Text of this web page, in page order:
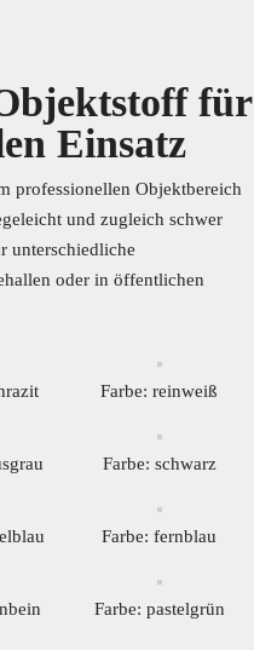
für
Einsatz
professionellen Objektbereich
und zugleich schwer
unterschiedliche
oder in öffentlichen
Farbe: reinweiß
Farbe: schwarz
Farbe: fernblau
Farbe: pastelgrün